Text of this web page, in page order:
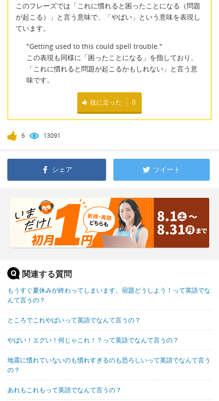
このフレーズでは「これに慣れると困ったことになる（問題
が起こる）」と言う意味で、「やばい」という意味を表現し
ています。
"Getting used to this could spell trouble."
この表現も同様に「困ったことになる」を指しており、
「これに慣れると問題が起こるかもしれない」と言う意
味です。
役に立った 0
6 13091
シェア ツイート
関連する質問
もうすぐ夏休みが終わってしまいます。宿題どうしよう！って英語でな
んて言うの？
ところでこれやばいって英語でなんて言うの？
やばい！エグい！何じゃこれ！？って英語でなんて言うの？
地震に慣れていないのも慣れすぎるのも恐ろしいって英語でなんて言う
の？
あれもこれもって英語でなんて言うの？